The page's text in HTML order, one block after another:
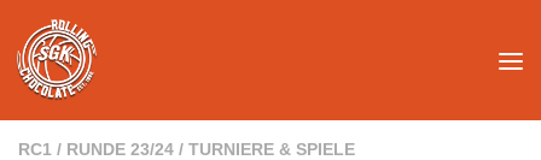
Unter dem Inhalt
RC1 / RUNDE 23/24 / TURNIERE & SPIELE